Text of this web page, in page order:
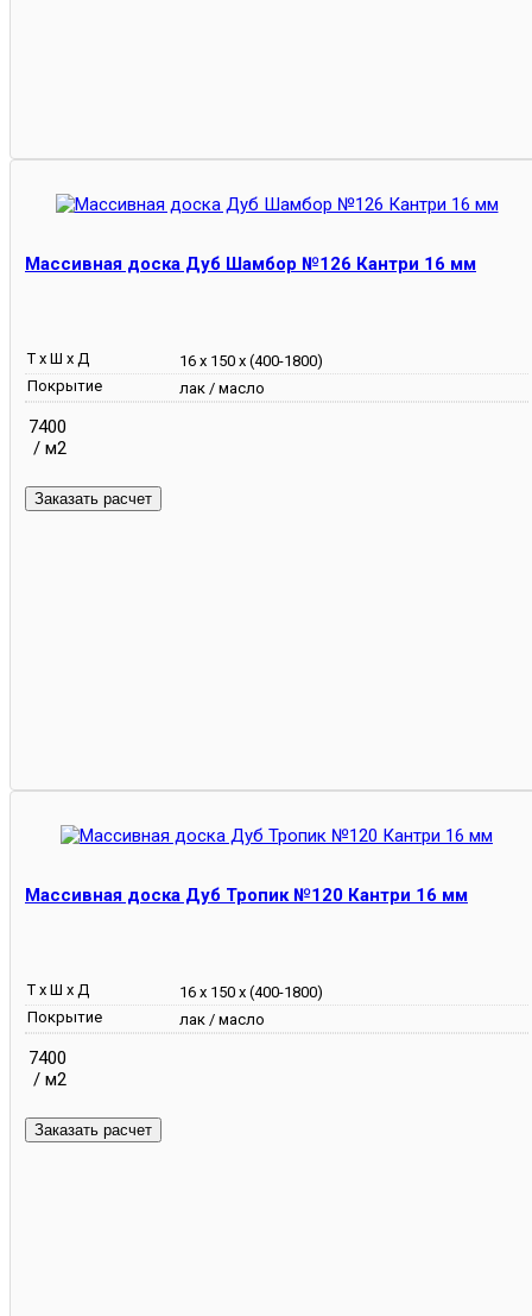
Массивная доска Дуб Шамбор №126 Кантри 16 мм
Т х Ш х Д
16 х 150 х (400-1800)
Покрытие
лак / масло
7400
/ м2
Массивная доска Дуб Тропик №120 Кантри 16 мм
Т х Ш х Д
16 х 150 х (400-1800)
Покрытие
лак / масло
7400
/ м2